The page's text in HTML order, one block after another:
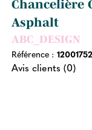
Chancelière
Asphalt
ABC_DESIGN
Référence :
Avis clients (0)